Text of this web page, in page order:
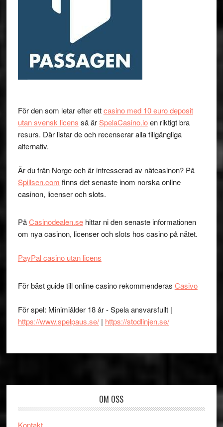
För den som letar efter ettcasino med 10 euro deposit
utan svensk licens så ärSpelaCasino.ioen riktigt bra
resurs. Där listar de och recenserar alla tillgängliga
alternativ.
Är du från Norge och är intresserad av nätcasinon? På
Spillsen.com finns det senaste inom norska online
casinon, licenser och slots.
PåCasinodealen.sehittar ni den senaste informationen
om nya casinon, licenser och slots hos casino på nätet.
PayPal casino utan licens
För bäst guide till online casino rekommenderas Casivo
För spel: Minimiålder 18 år - Spela ansvarsfullt |
https://www.spelpaus.se/| https://stodlinjen.se/
OM OSS
Kontakt